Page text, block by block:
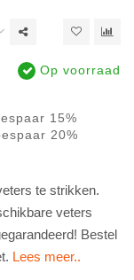
Op voorraad
15%
20%
te strikken.
veters
Bestel
Lees meer..